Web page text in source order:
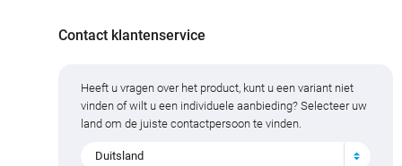
Contact klantenservice
Heeft u vragen over het product, kunt u een variant niet
vinden of wilt u een individuele aanbieding? Selecteer uw
land om de juiste contactpersoon te vinden.
Duitsland